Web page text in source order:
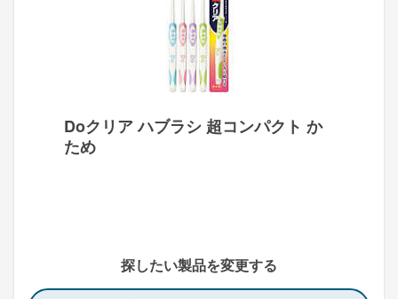
Doクリア ハブラシ 超コンパクト か
ため
探したい製品を変更する